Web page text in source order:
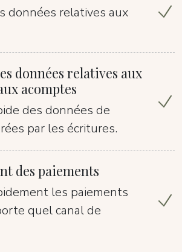
données relatives aux
données relatives aux
acomptes
des données de
par les écritures.
des paiements
les paiements
quel canal de